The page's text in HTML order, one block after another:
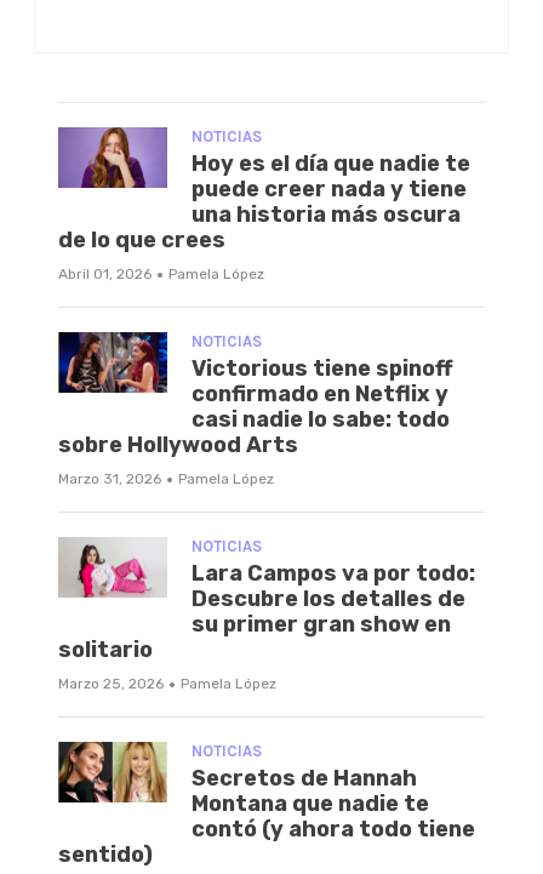
NOTICIAS
Hoy es el día que nadie te
puede creer nada y tiene
una historia más oscura
de lo que crees
Abril 01, 2026 · Pamela López
NOTICIAS
Victorious tiene spinoff
confirmado en Netflix y
casi nadie lo sabe: todo
sobre Hollywood Arts
Marzo 31, 2026 · Pamela López
NOTICIAS
Lara Campos va por todo:
Descubre los detalles de
su primer gran show en
solitario
Marzo 25, 2026 · Pamela López
NOTICIAS
Secretos de Hannah
Montana que nadie te
contó (y ahora todo tiene
sentido)